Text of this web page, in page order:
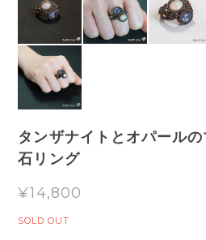
タンザナイトとオパール
石リング
¥14,800
SOLD OUT